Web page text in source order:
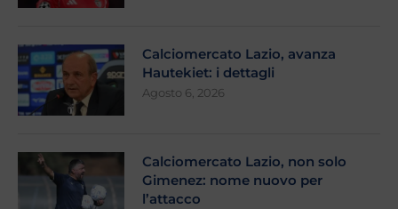
Calciomercato Lazio, avanza
Hautekiet: i dettagli
Agosto 6, 2026
Calciomercato Lazio, non solo
Gimenez: nome nuovo per
l’attacco